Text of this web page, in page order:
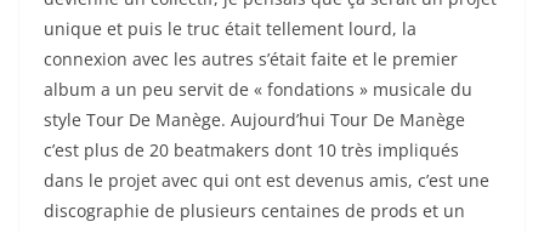
unique et puis le truc était tellement lourd, la
connexion avec les autres s’était faite et le premier
album a un peu servit de « fondations » musicale du
style Tour De Manège. Aujourd’hui Tour De Manège
c’est plus de 20 beatmakers dont 10 très impliqués
dans le projet avec qui ont est devenus amis, c’est une
discographie de plusieurs centaines de prods et un